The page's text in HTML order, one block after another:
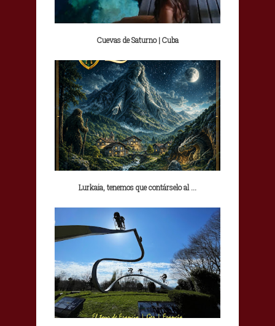
Cuevas de Saturno | Cuba
Lurkaia, tenemos que contárselo al ...